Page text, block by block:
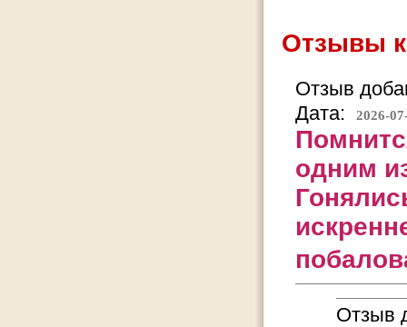
Отзывы
Отзыв
Дата:
2026-
одним
Отзыв